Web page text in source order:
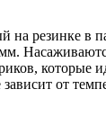
на резинке в
которые
зависит от